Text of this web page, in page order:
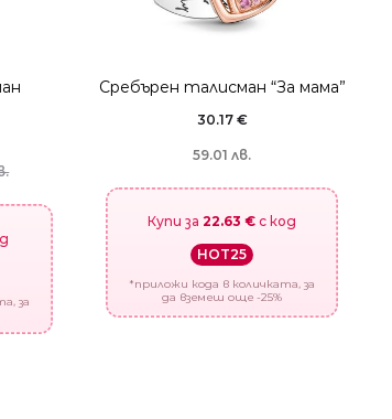
за
Сребърен талисман “За мама”
30.17 €
59.01 лв.
Купи за22.63 € с код
HOT25
*приложи кода в количката, за
да вземеш още -25%